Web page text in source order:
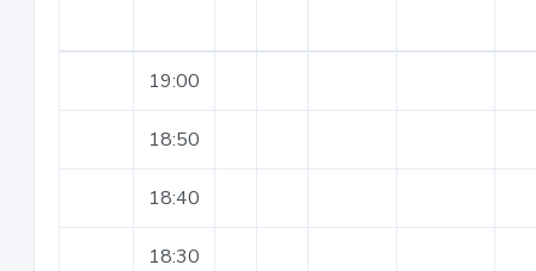
19:00
18:50
18:40
18:30